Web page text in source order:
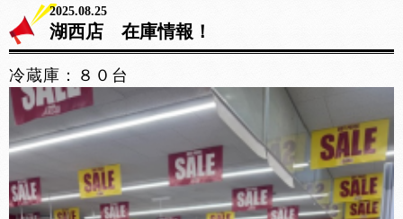
2025.08.25
湖西店 在庫情報！
冷蔵庫：８０台